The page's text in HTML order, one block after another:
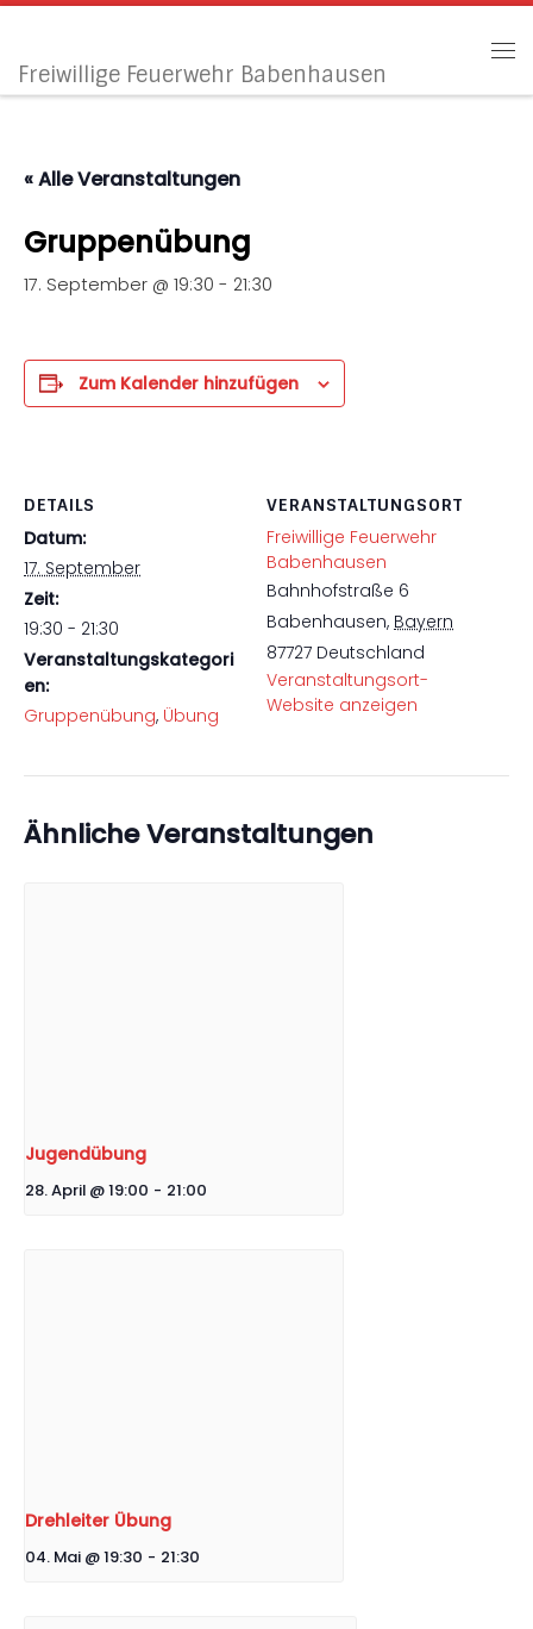
Freiwillige Feuerwehr Babenhausen
« Alle Veranstaltungen
Gruppenübung
17. September @ 19:30 - 21:30
Zum Kalender hinzufügen
DETAILS
Datum:
17. September
Zeit:
19:30 - 21:30
Veranstaltungskategori
en:
Gruppenübung, Übung
VERANSTALTUNGSORT
Freiwillige Feuerwehr
Babenhausen
Bahnhofstraße 6
Babenhausen, Bayern
87727 Deutschland
Veranstaltungsort-
Website anzeigen
Ähnliche Veranstaltungen
Jugendübung
28. April @ 19:00 - 21:00
Drehleiter Übung
04. Mai @ 19:30 - 21:30